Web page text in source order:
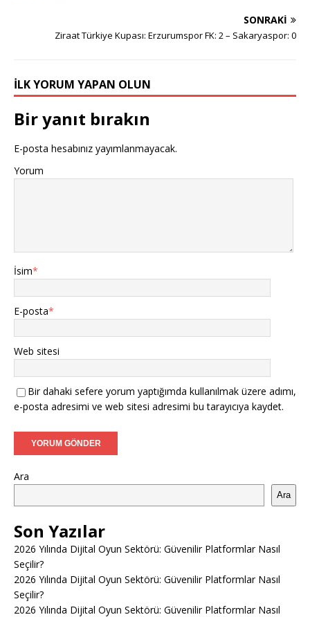
SONRAKI
Ziraat Türkiye Kupası: Erzurumspor FK: 2 – Sakaryaspor: 0
İLK YORUM YAPAN OLUN
Bir yanıt bırakın
E-posta hesabınız yayımlanmayacak.
Yorum
İsim*
E-posta*
Web sitesi
Bir dahaki sefere yorum yaptığımda kullanılmak üzere adımı,
e-posta adresimi ve web sitesi adresimi bu tarayıcıya kaydet.
Ara
Ara
Son Yazılar
2026 Yılında Dijital Oyun Sektörü: Güvenilir Platformlar Nasıl
Seçilir?
2026 Yılında Dijital Oyun Sektörü: Güvenilir Platformlar Nasıl
Seçilir?
2026 Yılında Dijital Oyun Sektörü: Güvenilir Platformlar Nasıl